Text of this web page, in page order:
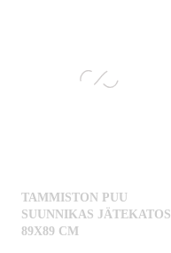
TAMMISTON PUU
SUUNNIKAS JÄTEKATOS
89X89 CM